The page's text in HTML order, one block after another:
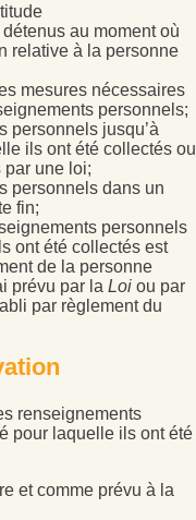
au moment où
relative à la personne
mesures nécessaires
personnels;
personnels jusqu’à
ils ont été collectés ou
une loi;
personnels dans un
fin;
personnels
ont été collectés est
de la personne
prévu par la Loi ou par
par règlement du
renseignements
pour laquelle ils ont été
et comme prévu à la